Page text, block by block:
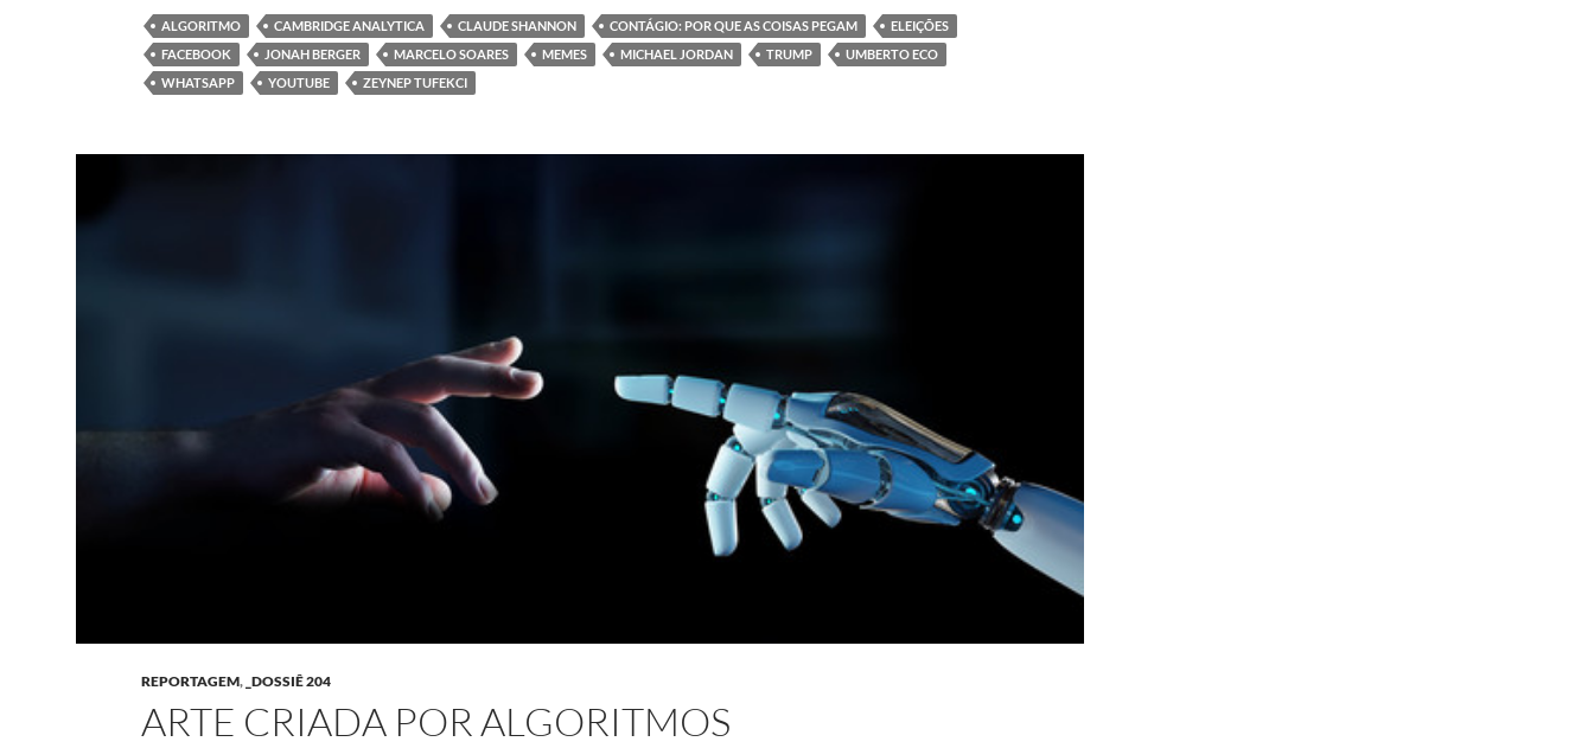
ALGORITMO CAMBRIDGE ANALYTICA CLAUDE SHANNON CONTÁGIO: POR QUE AS COISAS PEGAM
ELEIÇÕES
FACEBOOK
JONAH BERGER MARCELO SOARES MEMES MICHAEL JORDAN TRUMP
UMBERTO ECO
WHATSAPP
YOUTUBE ZEYNEP TUFEKCI
REPORTAGEM, _DOSSIÊ 204
ARTE CRIADA POR ALGORITMOS